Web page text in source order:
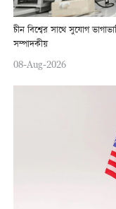
চীন বিশ্বের সাথে সুযোগ
সম্পাদকীয়
08-Aug-2026